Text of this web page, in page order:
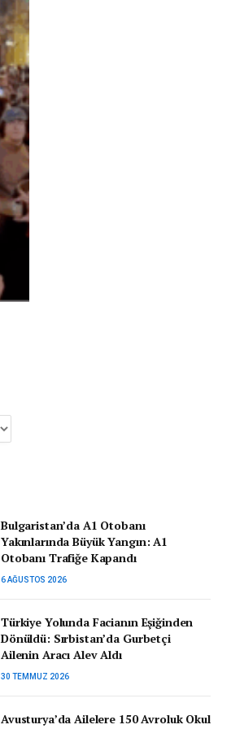
Bulgaristan’da A1 Otobanı
Yakınlarında Büyük Yangın: A1
Otobanı Trafiğe Kapandı
6 AĞUSTOS 2026
Türkiye Yolunda Facianın Eşiğinden
Dönüldü: Sırbistan’da Gurbetçi
Ailenin Aracı Alev Aldı
30 TEMMUZ 2026
Avusturya’da Ailelere 150 Avroluk Okul